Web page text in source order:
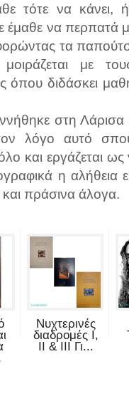
τότε να
να περπατά
τα
με
όπου διδάσκει
στη
λόγο αυτό
και εργάζεται
η αλήθεια
πράσινα άλογα.
Νυχτερινές
διαδρομές Ι,
ΙΙ & ΙΙΙ Γι...